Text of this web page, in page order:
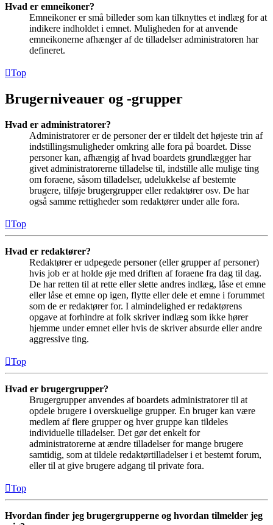
Hvad er emneikoner?
Emneikoner er små billeder som kan tilknyttes et indlæg for at
indikere indholdet i emnet. Muligheden for at anvende
emneikonerne afhænger af de tilladelser administratoren har
defineret.
Top
Brugerniveauer og -grupper
Hvad er administratorer?
Administratorer er de personer der er tildelt det højeste trin af
indstillingsmuligheder omkring alle fora på boardet. Disse
personer kan, afhængig af hvad boardets grundlægger har
givet administratorerne tilladelse til, indstille alle mulige ting
om foraene, såsom tilladelser, udelukkelse af bestemte
brugere, tilføje brugergrupper eller redaktører osv. De har
også samme rettigheder som redaktører under alle fora.
Top
Hvad er redaktører?
Redaktører er udpegede personer (eller grupper af personer)
hvis job er at holde øje med driften af foraene fra dag til dag.
De har retten til at rette eller slette andres indlæg, låse et emne
eller låse et emne op igen, flytte eller dele et emne i forummet
som de er redaktører for. I almindelighed er redaktørens
opgave at forhindre at folk skriver indlæg som ikke hører
hjemme under emnet eller hvis de skriver absurde eller andre
aggressive ting.
Top
Hvad er brugergrupper?
Brugergrupper anvendes af boardets administratorer til at
opdele brugere i overskuelige grupper. En bruger kan være
medlem af flere grupper og hver gruppe kan tildeles
individuelle tilladelser. Det gør det enkelt for
administratorerne at ændre tilladelser for mange brugere
samtidig, som at tildele redaktørtilladelser i et bestemt forum,
eller til at give brugere adgang til private fora.
Top
Hvordan finder jeg brugergrupperne og hvordan tilmelder jeg